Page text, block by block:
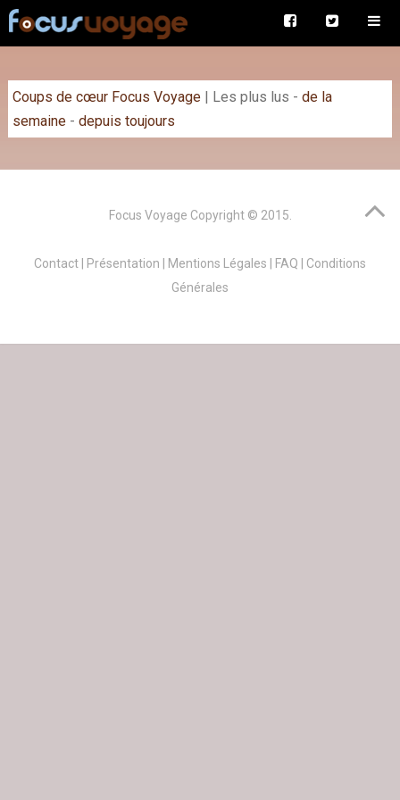
Coups de cœur Focus Voyage| Les plus lus - de la
semaine - depuis toujours
Focus Voyage Copyright © 2015.
Contact Présentation Mentions Légales FAQ
Conditions
Générales